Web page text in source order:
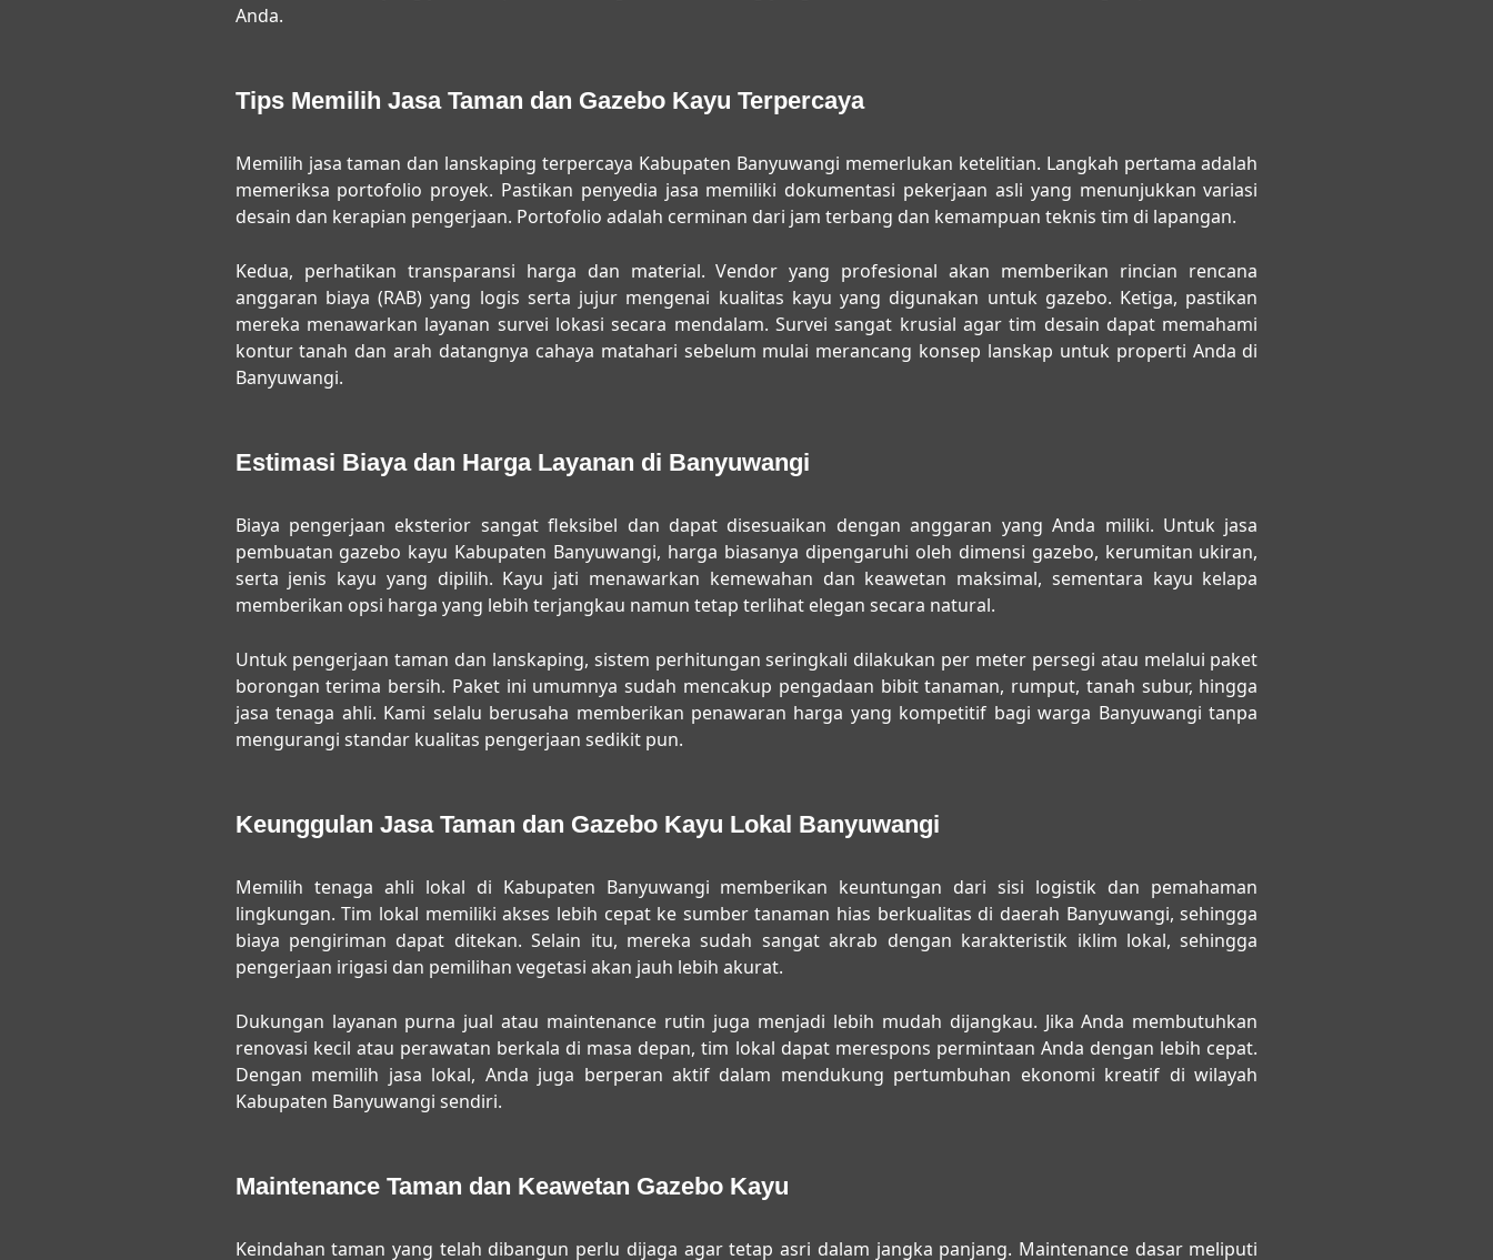
Anda.
Tips Memilih Jasa Taman dan Gazebo Kayu Terpercaya
Memilih jasa taman dan lanskaping terpercaya Kabupaten Banyuwangi memerlukan ketelitian. Langkah pertama adalah
memeriksa portofolio proyek. Pastikan penyedia jasa memiliki dokumentasi pekerjaan asli yang menunjukkan variasi
desain dan kerapian pengerjaan. Portofolio adalah cerminan dari jam terbang dan kemampuan teknis tim di lapangan.
Kedua, perhatikan transparansi harga dan material. Vendor yang profesional akan memberikan rincian rencana
anggaran biaya (RAB) yang logis serta jujur mengenai kualitas kayu yang digunakan untuk gazebo. Ketiga, pastikan
mereka menawarkan layanan survei lokasi secara mendalam. Survei sangat krusial agar tim desain dapat memahami
kontur tanah dan arah datangnya cahaya matahari sebelum mulai merancang konsep lanskap untuk properti Anda di
Banyuwangi.
Estimasi Biaya dan Harga Layanan di Banyuwangi
Biaya pengerjaan eksterior sangat fleksibel dan dapat disesuaikan dengan anggaran yang Anda miliki. Untuk jasa
pembuatan gazebo kayu Kabupaten Banyuwangi, harga biasanya dipengaruhi oleh dimensi gazebo, kerumitan ukiran,
serta jenis kayu yang dipilih. Kayu jati menawarkan kemewahan dan keawetan maksimal, sementara kayu kelapa
memberikan opsi harga yang lebih terjangkau namun tetap terlihat elegan secara natural.
Untuk pengerjaan taman dan lanskaping, sistem perhitungan seringkali dilakukan per meter persegi atau melalui paket
borongan terima bersih. Paket ini umumnya sudah mencakup pengadaan bibit tanaman, rumput, tanah subur, hingga
jasa tenaga ahli. Kami selalu berusaha memberikan penawaran harga yang kompetitif bagi warga Banyuwangi tanpa
mengurangi standar kualitas pengerjaan sedikit pun.
Keunggulan Jasa Taman dan Gazebo Kayu Lokal Banyuwangi
Memilih tenaga ahli lokal di Kabupaten Banyuwangi memberikan keuntungan dari sisi logistik dan pemahaman
lingkungan. Tim lokal memiliki akses lebih cepat ke sumber tanaman hias berkualitas di daerah Banyuwangi, sehingga
biaya pengiriman dapat ditekan. Selain itu, mereka sudah sangat akrab dengan karakteristik iklim lokal, sehingga
pengerjaan irigasi dan pemilihan vegetasi akan jauh lebih akurat.
Dukungan layanan purna jual atau maintenance rutin juga menjadi lebih mudah dijangkau. Jika Anda membutuhkan
renovasi kecil atau perawatan berkala di masa depan, tim lokal dapat merespons permintaan Anda dengan lebih cepat.
Dengan memilih jasa lokal, Anda juga berperan aktif dalam mendukung pertumbuhan ekonomi kreatif di wilayah
Kabupaten Banyuwangi sendiri.
Maintenance Taman dan Keawetan Gazebo Kayu
Keindahan taman yang telah dibangun perlu dijaga agar tetap asri dalam jangka panjang. Maintenance dasar meliputi